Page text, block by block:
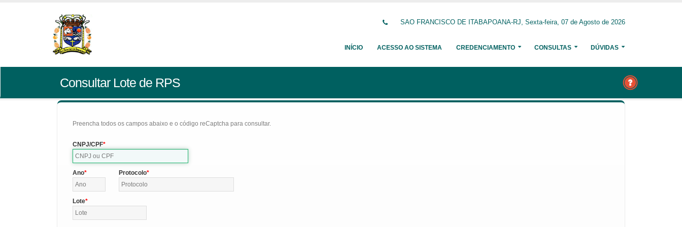
SAO FRANCISCO DE ITABAPOANA-RJ, Sexta-feira, 07 de Agosto de 2026
INÍCIO ACESSO AO SISTEMA CREDENCIAMENTO CONSULTAS DÚVIDAS
Consultar Lote de RPS
Preencha todos os campos abaixo e o código reCaptcha para consultar.
CNPJ/CPF
Ano Protocolo
Lote